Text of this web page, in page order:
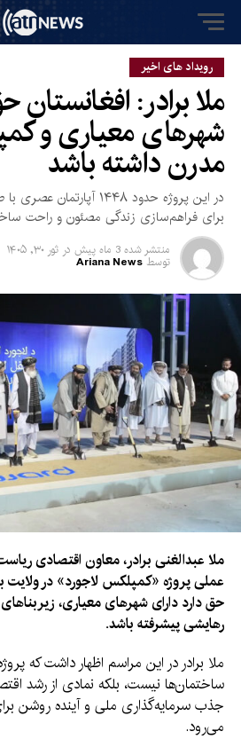
رویداد های اخیر
ملا برادر: افغانستان
شهرهای معیاری و
مدرن داشته باشد
در این پروژه حدود ۱۴۴۸
برای فراهم‌سازی زندگی مصئون و راحت
منتشر شده 3 ماه پیش در ثور ۳۰, ۱۴۰۵
توسط Ariana News
ملا عبدالغنی برادر، معاون اقتصادی
عملی پروژه «کمپلکس لاجورد» در ولایت
حق دارد دارای شهرهای معیاری،
رهایشی پیشرفته باشد.
ملا برادر در این مراسم اظهار داشت که
ساختمان‌ها نیست، بلکه نمادی از رشد
جذب سرمایه‌گذاری ملی و آینده روشن
می‌رود.